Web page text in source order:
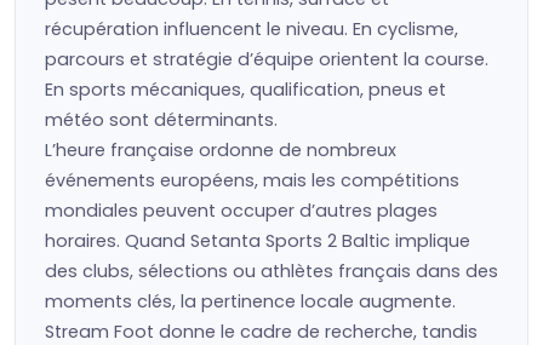
récupération influencent le niveau. En cyclisme,
parcours et stratégie d’équipe orientent la course.
En sports mécaniques, qualification, pneus et
météo sont déterminants.
L’heure française ordonne de nombreux
événements européens, mais les compétitions
mondiales peuvent occuper d’autres plages
horaires. Quand Setanta Sports 2 Baltic implique
des clubs, sélections ou athlètes français dans des
moments clés, la pertinence locale augmente.
Stream Foot donne le cadre de recherche, tandis